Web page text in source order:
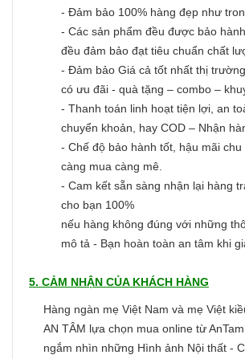
- Đảm bảo 100% hàng đẹp như
- Các sản phẩm đều được bảo
đều đảm bảo đạt tiêu chuẩn chất
- Đảm bảo Giá cả tốt nhất thị
có ưu đãi - quà tặng – combo –
- Thanh toán linh hoạt tiện lợi, an
chuyển khoản, hay COD – Nhận
- Chế độ bảo hành tốt, hậu mãi chu
càng mua càng mê.
- Cam kết sẵn sàng nhận lại hàng
cho bạn 100%
nếu hàng không đúng với những
mô tả - Bạn hoàn toàn an tâm khi
5. CẢM NHẬN CỦA KHÁCH HÀNG
Hàng ngàn mẹ Việt Nam và mẹ Việt
AN TÂM lựa chọn mua online từ
ngắm nhìn những Hình ảnh Nội thất -